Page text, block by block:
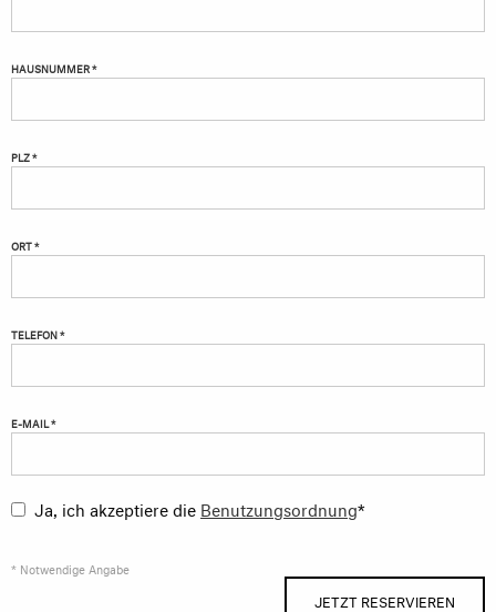
HAUSNUMMER *
PLZ *
ORT *
TELEFON *
E-MAIL *
Ja, ich akzeptiere die Benutzungsordnung*
* Notwendige Angabe
JETZT RESERVIEREN